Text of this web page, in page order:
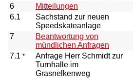
6
Mitteilungen
6.1
Sachstand zur neuen
Speedskateanlage
7
Beantwortung von
mündlichen Anfragen
7.1 *
Anfrage Herr Schmidt zur
Turnhalle im
Grasnelkenweg